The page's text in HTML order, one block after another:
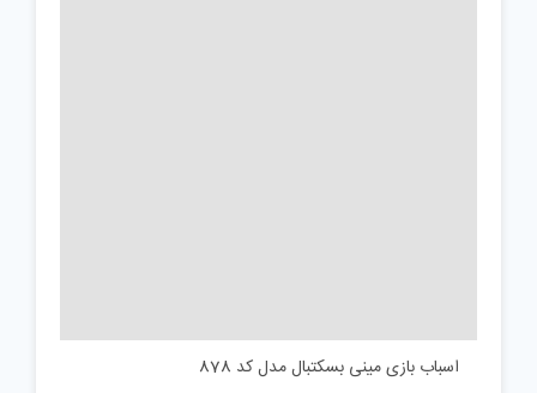
اسباب بازی مینی بسکتبال مدل کد 878